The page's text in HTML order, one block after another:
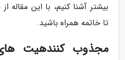
بیشتر آشنا کنیم، با این مقاله
تا خاتمه همراه باشید.
مجذوب کنندهیت